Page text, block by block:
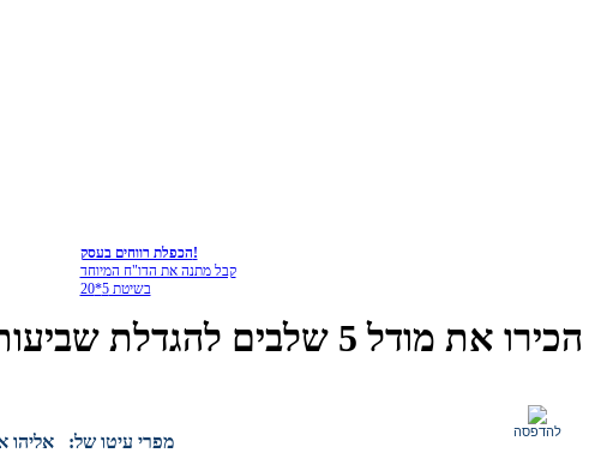
הכפלת רווחים בעסק!
קבל מתנה את הדו"ח המיוחד
בשיטת 5*20
מפרי עיטו של: להדפסה